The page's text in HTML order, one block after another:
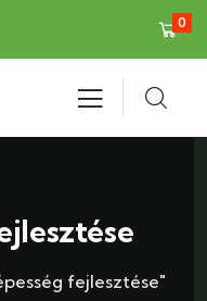
0
fejlesztése"